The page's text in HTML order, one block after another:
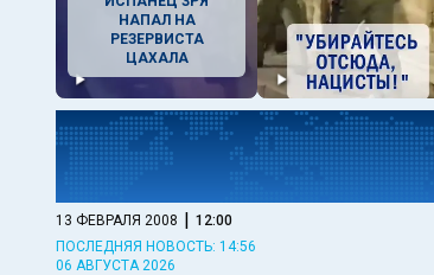
НАПАЛ НА
РЕЗЕРВИСТА
ЦАХАЛА
13 ФЕВРАЛЯ 2008 | 12:00
ПОСЛЕДНЯЯ НОВОСТЬ: 14:56
06 АВГУСТА 2026